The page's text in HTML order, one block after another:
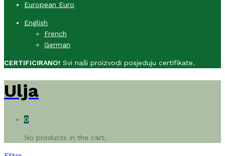
European Euro
English
French
German
CERTIFICIRANO! Svi naši proizvodi posjeduju certifikate.
Ulja
0
No products in the cart.